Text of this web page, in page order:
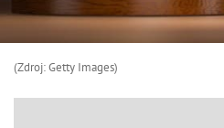
(Zdroj: Getty Images)